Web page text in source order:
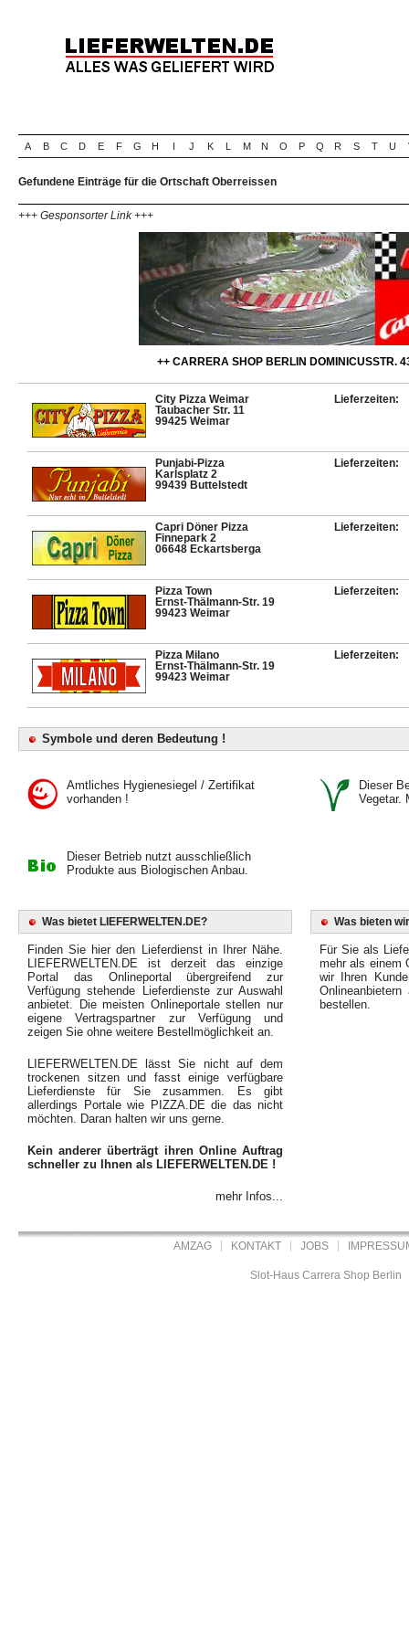
A B C D E F G H I J K L M N O P Q R S T U
Gefundene Einträge für die Ortschaft Oberreissen
+++ Gesponsorter Link +++
++ CARRERA SHOP BERLIN DOMINICUSSTR.
City Pizza Weimar
Taubacher Str. 11
99425 Weimar
Lieferzeiten:
Punjabi-Pizza
Karlsplatz 2
99439 Buttelstedt
Lieferzeiten:
Capri Döner Pizza
Finnepark 2
06648 Eckartsberga
Lieferzeiten:
Pizza Town
Ernst-Thälmann-Str. 19
99423 Weimar
Lieferzeiten:
Pizza Milano
Ernst-Thälmann-Str. 19
99423 Weimar
Lieferzeiten:
Symbole und deren Bedeutung !
Amtliches Hygienesiegel / Zertifikat
vorhanden !
Dieser
Vegetar.
Dieser Betrieb nutzt ausschließlich
Produkte aus Biologischen Anbau.
Was bietet LIEFERWELTEN.DE?
Finden Sie hier den Lieferdienst in Ihrer Nähe.
LIEFERWELTEN.DE ist derzeit das einzige
Portal das Onlineportal übergreifend zur
Verfügung stehende Lieferdienste zur Auswahl
anbietet. Die meisten Onlineportale stellen nur
eigene Vertragspartner zur Verfügung und
zeigen Sie ohne weitere Bestellmöglichkeit an.
LIEFERWELTEN.DE lässt Sie nicht auf dem
trockenen sitzen und fasst einige verfügbare
Lieferdienste für Sie zusammen. Es gibt
allerdings Portale wie PIZZA.DE die das nicht
möchten. Daran halten wir uns gerne.
Kein anderer überträgt ihren Online Auftrag
schneller zu Ihnen als LIEFERWELTEN.DE !
mehr Infos...
Was bieten
Für Sie als
mehr als einem
wir Ihren
bestellen.
AMZAG KONTAKT JOBS
Slot-Haus Carrera Shop Berlin